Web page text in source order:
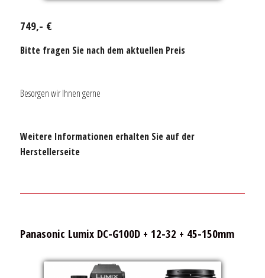
749,- €
Bitte fragen Sie nach dem aktuellen Preis
Besorgen wir Ihnen gerne
Weitere Informationen erhalten Sie auf der
Herstellerseite
Panasonic Lumix DC-G100D + 12-32 + 45-150mm